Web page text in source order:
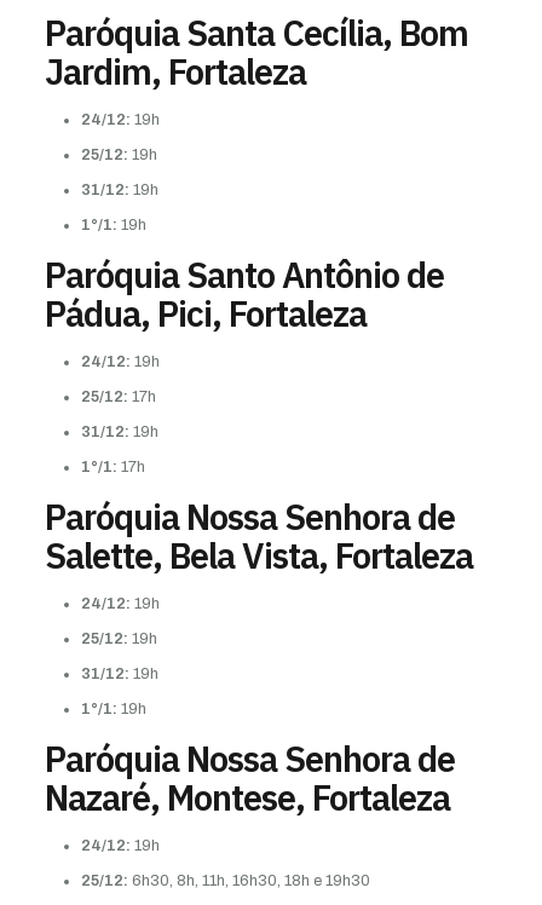
Paróquia Santa Cecília, Bom
Jardim, Fortaleza
24/12: 19h
25/12: 19h
31/12: 19h
1°/1: 19h
Paróquia Santo Antônio de
Pádua, Pici, Fortaleza
24/12: 19h
25/12: 17h
31/12: 19h
1°/1: 17h
Paróquia Nossa Senhora de
Salette, Bela Vista, Fortaleza
24/12: 19h
25/12: 19h
31/12: 19h
1°/1: 19h
Paróquia Nossa Senhora de
Nazaré, Montese, Fortaleza
24/12: 19h
25/12: 6h30, 8h, 11h, 16h30, 18h e 19h30